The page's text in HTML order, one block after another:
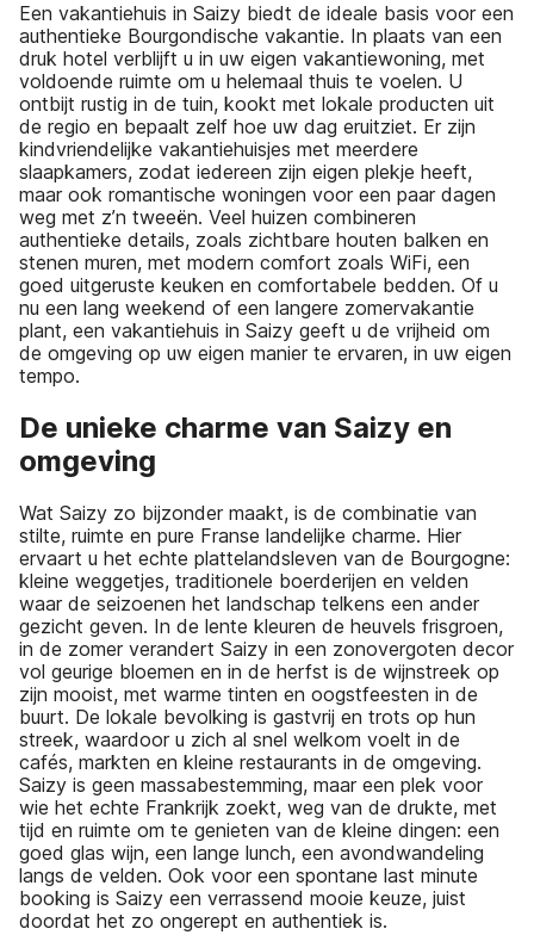
Een vakantiehuis in Saizy biedt de ideale basis voor een
authentieke Bourgondische vakantie. In plaats van een
druk hotel verblijft u in uw eigen vakantiewoning, met
voldoende ruimte om u helemaal thuis te voelen. U
ontbijt rustig in de tuin, kookt met lokale producten uit
de regio en bepaalt zelf hoe uw dag eruitziet. Er zijn
kindvriendelijke vakantiehuisjes met meerdere
slaapkamers, zodat iedereen zijn eigen plekje heeft,
maar ook romantische woningen voor een paar dagen
weg met z’n tweeën. Veel huizen combineren
authentieke details, zoals zichtbare houten balken en
stenen muren, met modern comfort zoals WiFi, een
goed uitgeruste keuken en comfortabele bedden. Of u
nu een lang weekend of een langere zomervakantie
plant, een vakantiehuis in Saizy geeft u de vrijheid om
de omgeving op uw eigen manier te ervaren, in uw eigen
tempo.
De unieke charme van Saizy en
omgeving
Wat Saizy zo bijzonder maakt, is de combinatie van
stilte, ruimte en pure Franse landelijke charme. Hier
ervaart u het echte plattelandsleven van de Bourgogne:
kleine weggetjes, traditionele boerderijen en velden
waar de seizoenen het landschap telkens een ander
gezicht geven. In de lente kleuren de heuvels frisgroen,
in de zomer verandert Saizy in een zonovergoten decor
vol geurige bloemen en in de herfst is de wijnstreek op
zijn mooist, met warme tinten en oogstfeesten in de
buurt. De lokale bevolking is gastvrij en trots op hun
streek, waardoor u zich al snel welkom voelt in de
cafés, markten en kleine restaurants in de omgeving.
Saizy is geen massabestemming, maar een plek voor
wie het echte Frankrijk zoekt, weg van de drukte, met
tijd en ruimte om te genieten van de kleine dingen: een
goed glas wijn, een lange lunch, een avondwandeling
langs de velden. Ook voor een spontane last minute
booking is Saizy een verrassend mooie keuze, juist
doordat het zo ongerept en authentiek is.